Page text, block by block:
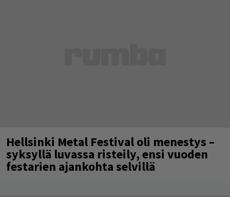
Hellsinki Metal Festival oli menestys –
syksyllä luvassa risteily, ensi vuoden
festarien ajankohta selvillä